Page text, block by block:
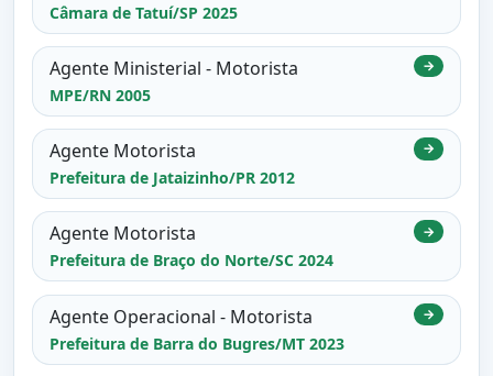
Câmara de Tatuí/SP 2025
Agente Ministerial - Motorista
MPE/RN 2005
→
Agente Motorista
Prefeitura de Jataizinho/PR 2012
→
Agente Motorista
Prefeitura de Braço do Norte/SC 2024
→
Agente Operacional - Motorista
Prefeitura de Barra do Bugres/MT 2023
→